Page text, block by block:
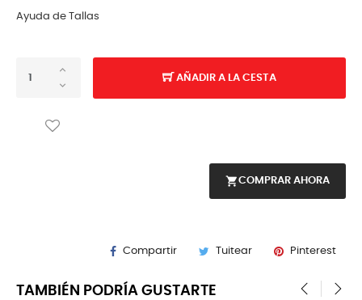
Ayuda de Tallas
AÑADIR A LA CESTA
shopping_cartCOMPRAR AHORA
Compartir Tuitear Pinterest
TAMBIÉN PODRÍA GUSTARTE